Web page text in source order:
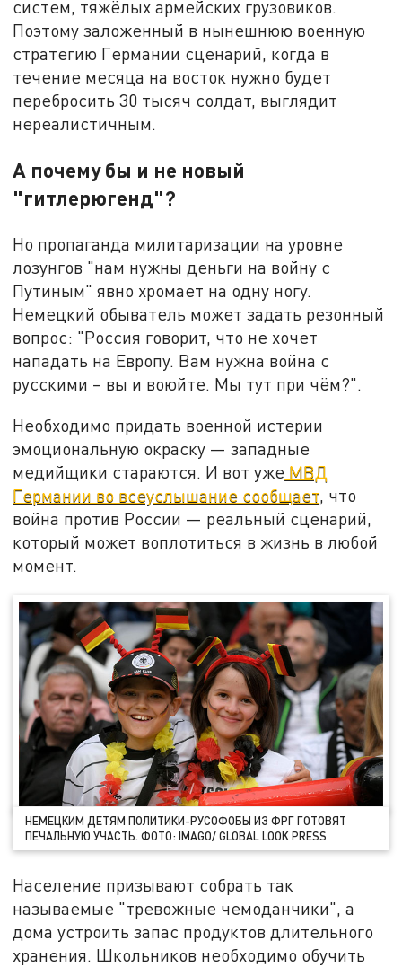
систем, тяжёлых армейских грузовиков.
Поэтому заложенный в нынешнюю военную
стратегию Германии сценарий, когда в
течение месяца на восток нужно будет
перебросить 30 тысяч солдат, выглядит
нереалистичным.
А почему бы и не новый
"гитлерюгенд"?
Но пропаганда милитаризации на уровне
лозунгов "нам нужны деньги на войну с
Путиным" явно хромает на одну ногу.
Немецкий обыватель может задать резонный
вопрос: "Россия говорит, что не хочет
нападать на Европу. Вам нужна война с
русскими – вы и воюйте. Мы тут при чём?".
Необходимо придать военной истерии
эмоциональную окраску — западные
медийщики стараются. И вот уже МВД
Германии во всеуслышание сообщает, что
война против России — реальный сценарий,
который может воплотиться в жизнь в любой
момент.
НЕМЕЦКИМ ДЕТЯМ ПОЛИТИКИ-РУСОФОБЫ ИЗ ФРГ ГОТОВЯТ
ПЕЧАЛЬНУЮ УЧАСТЬ. ФОТО: IMAGO/ GLOBAL LOOK PRESS
Население призывают собрать так
называемые "тревожные чемоданчики", а
дома устроить запас продуктов длительного
хранения. Школьников необходимо обучить